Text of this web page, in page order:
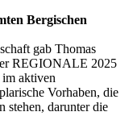
Bergischen
gab Thomas
REGIONALE 2025
aktiven
Vorhaben, die
stehen, darunter die